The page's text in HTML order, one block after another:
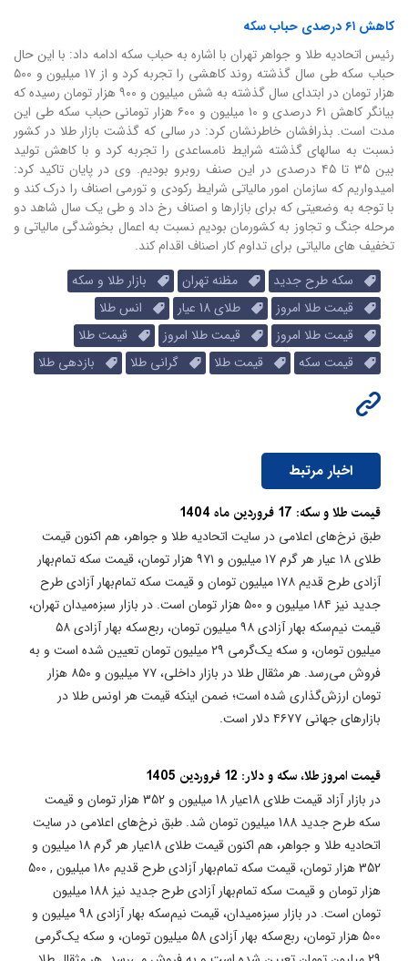
کاهش ۶۱ درصدی حباب سکه
رئیس اتحادیه طلا و جواهر تهران با اشاره به حباب سکه ادامه داد: با این حال
حباب سکه طی سال گذشته روند کاهشی را تجربه کرد و از ۱۷ میلیون و ۵۰۰
هزار تومان در ابتدای سال گذشته به شش میلیون و ۹۰۰ هزار تومان رسیده که
بیانگر کاهش ۶۱ درصدی و ۱۰ میلیون و ۶۰۰ هزار تومانی حباب سکه طی این
مدت است. بذرافشان خاطرنشان کرد: در سالی که گذشت بازار طلا در کشور
نسبت به سالهای گذشته شرایط نامساعدی را تجربه کرد و با کاهش تولید
بین ۳۵ تا ۴۵ درصدی در این صنف روبرو بودیم. وی در پایان تاکید کرد:
امیدواریم که سازمان امور مالیاتی شرایط رکودی و تورمی اصناف را درک کند و
با توجه به وضعیتی که برای بازارها و اصناف رخ داد و طی یک سال شاهد دو
مرحله جنگ و تجاوز به کشورمان بودیم نسبت به اعمال بخوشدگی مالیاتی و
تخفیف های مالیاتی برای تداوم کار اصناف اقدام کند.
سکه طرح جدید
مظنه تهران
بازار طلا و سکه
قیمت طلا امروز
طلای 18 عیار
انس طلا
قیمت طلا امروز
قیمت طلا امروز
قیمت طلا
قیمت سکه
قیمت طلا گرانی طلا بازدهی طلا
اخبار مرتبط
قیمت طلا و سکه: 17 فروردین ماه 1404
طبق نرخ‌های اعلامی در سایت اتحادیه طلا و جواهر، هم اکنون قیمت
طلای ۱۸ عیار هر گرم ۱۷ میلیون و ۹۷۱ هزار تومان، قیمت سکه تمام‌بهار
آزادی طرح قدیم ۱۷۸ میلیون تومان و قیمت سکه تمام‌بهار آزادی طرح
جدید نیز ۱۸۴ میلیون و ۵۰۰ هزار تومان است. در بازار سبزه‌میدان تهران،
قیمت نیم‌سکه بهار آزادی ۹۸ میلیون تومان، ربع‌سکه بهار آزادی ۵۸
میلیون تومان، و سکه یک‌گرمی ۲۹ میلیون تومان تعیین شده است و به
فروش می‌رسد. هر مثقال طلا در بازار داخلی، ۷۷ میلیون و ۸۵۰ هزار
تومان ارزش‌گذاری شده است؛ ضمن اینکه قیمت هر اونس طلا در
بازار‌های جهانی ۴۶۷۷ دلار است.
قیمت امروز طلا، سکه و دلار: 12 فروردین 1405
در بازار آزاد قیمت طلای 18عیار 18 میلیون و 352 هزار تومان و قیمت
سکه طرح جدید 188 میلیون تومان شد. طبق نرخ‌های اعلامی در سایت
اتحادیه طلا و جواهر، هم اکنون قیمت طلای 18عیار هر گرم 18 میلیون و
352 هزار تومان، قیمت سکه تمام‌بهار آزادی طرح قدیم 180 میلیون , 500
هزار تومان و قیمت سکه تمام‌بهار آزادی طرح جدید نیز 188 میلیون
تومان است. در بازار سبزه‌میدان، قیمت نیم‌سکه بهار آزادی 98 میلیون و
500 هزار تومان، ربع‌سکه بهار آزادی 58 میلیون تومان، و سکه یک‌گرمی